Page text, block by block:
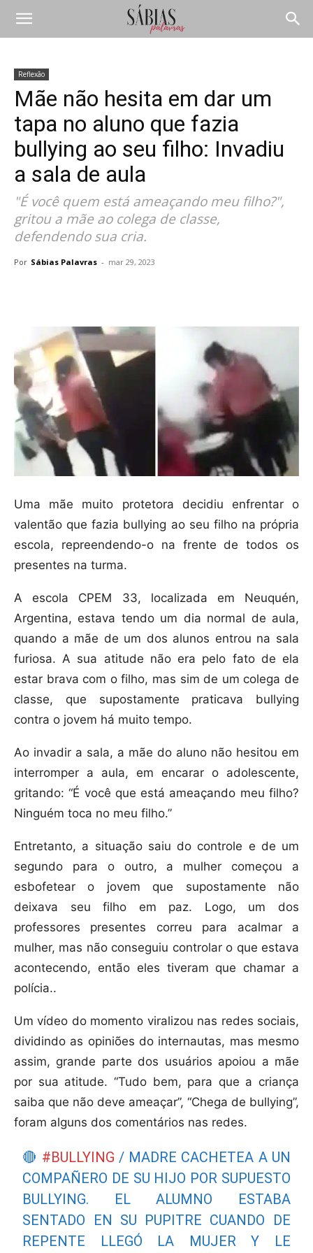
Reflexão
Mãe não hesita em dar um
tapa no aluno que fazia
bullying ao seu filho: Invadiu
a sala de aula
"É você quem está ameaçando meu filho?",
gritou a mãe ao colega de classe,
defendendo sua cria.
Por Sábias Palavras - mar 29, 2023
Uma mãe muito protetora decidiu enfrentar o
valentão que fazia bullying ao seu filho na própria
escola, repreendendo-o na frente de todos os
presentes na turma.
A escola CPEM 33, localizada em Neuquén,
Argentina, estava tendo um dia normal de aula,
quando a mãe de um dos alunos entrou na sala
furiosa. A sua atitude não era pelo fato de ela
estar brava com o filho, mas sim de um colega de
classe, que supostamente praticava bullying
contra o jovem há muito tempo.
Ao invadir a sala, a mãe do aluno não hesitou em
interromper a aula, em encarar o adolescente,
gritando: “É você que está ameaçando meu filho?
Ninguém toca no meu filho.”
Entretanto, a situação saiu do controle e de um
segundo para o outro, a mulher começou a
esbofetear o jovem que supostamente não
deixava seu filho em paz. Logo, um dos
professores presentes correu para acalmar a
mulher, mas não conseguiu controlar o que estava
acontecendo, então eles tiveram que chamar a
polícia..
Um vídeo do momento viralizou nas redes sociais,
dividindo as opiniões do internautas, mas mesmo
assim, grande parte dos usuários apoiou a mãe
por sua atitude. “Tudo bem, para que a criança
saiba que não deve ameaçar”, “Chega de bullying”,
foram alguns dos comentários nas redes.
🔴 #BULLYING / MADRE CACHETEA A UN
COMPAÑERO DE SU HIJO POR SUPUESTO
BULLYING. EL ALUMNO ESTABA
SENTADO EN SU PUPITRE CUANDO DE
REPENTE LLEGÓ LA MUJER Y LE